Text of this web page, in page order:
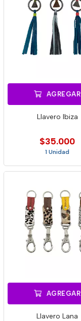
AGREGAR
Llavero Ibiza
$35.000
1 Unidad
AGREGAR
Llavero Lana